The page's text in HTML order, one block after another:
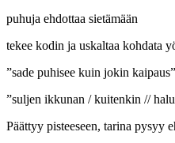
puhuja ehdottaa sietämään
tekee kodin ja uskaltaa kohdata
”sade puhisee kuin jokin kaipaus”
”suljen ikkunan / kuitenkin //
Päättyy pisteeseen, tarina pysyy